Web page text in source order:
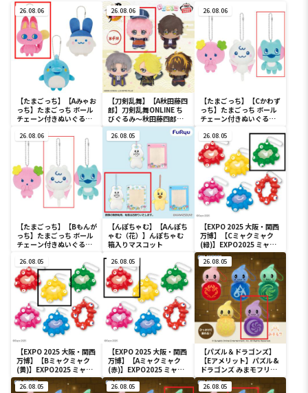
26.08.06
【たまごっち】【Aみゃお
っち】たまごっち ボール
チェーン付きぬいぐるみ
Paradise～vol.2-R
26.08.06
【刀剣乱舞】【A秋田藤四
郎】刀剣乱舞ONLINE ち
びぐるみ～秋田藤四郎・
大倶利伽羅・へし切長谷
部・獅子王・火車切～
26.08.06
【たまごっち】【Cかわず
っち】たまごっち ボール
チェーン付きぬいぐるみ
Paradise～vol.3
26.08.06
【たまごっち】【Bもんが
っち】たまごっち ボール
チェーン付きぬいぐるみ
Paradise～vol.3
26.08.05
【んぽちゃむ】【Aんぽち
ゃむ（花）】んぽちゃむ
箱入りマスコット
26.08.05
【EXPO 2025 大阪・関西
万博】【Cミャクミャク
(緑)】EXPO2025 ミャク
ミャク カラフルスクイー
ズマスコット
26.08.05
【EXPO 2025 大阪・関西
万博】【Bミャクミャク
(黄)】EXPO2025 ミャク
ミャク カラフルスクイー
ズマスコット
26.08.05
【EXPO 2025 大阪・関西
万博】【Aミャクミャク
(赤)】EXPO2025 ミャク
ミャク カラフルスクイー
ズマスコット
26.08.05
【パズル＆ドラゴンズ】
【Eアメリット】パズル&
ドラゴンズ みまモフリッ
ト マスコット
26.08.05 26.08.05 26.08.05